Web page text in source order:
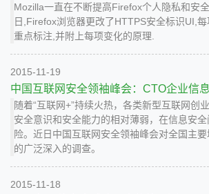
Mozilla一直在不断提高Firefox个人隐私和安
日,Firefox浏览器更改了HTTPS安全标识UI,
重点标注,并附上每项变化的原理.
2015-11-19
中国互联网安全领袖峰会：CTO企业信
随着“互联网+”持续火热，各类新型互联网创
安全意识和安全能力的相对薄弱，在信息安
险。近日中国互联网安全领袖峰会对全国主
的广泛深入的调查。
2015-11-18